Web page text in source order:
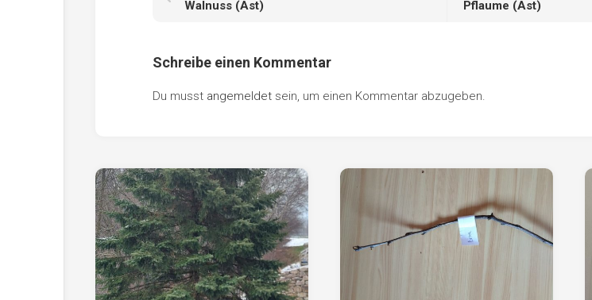
Mammutbaum
Platane
Tulpenbaum
Ulme
Vogelbeere
Pflaume (Ast)
Walnuss (Ast)
Schreibe einen Kommentar
Du musst angemeldet sein, um einen Kommentar abzugeben.